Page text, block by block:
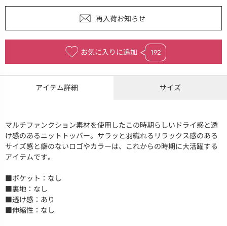
お気に入りに追加 192
アイテム詳細 サイズ
マルチファンクション素材を使用したこの時期らしいドライ感と透
け感のあるニットトッパー。サラッと羽織れるリラックス感のある
サイズ感と癖のないロゴやカラーは、これからの時期に大活躍する
アイテムです。
■ポケット：なし
■裏地：なし
■透け感：あり
■伸縮性：なし